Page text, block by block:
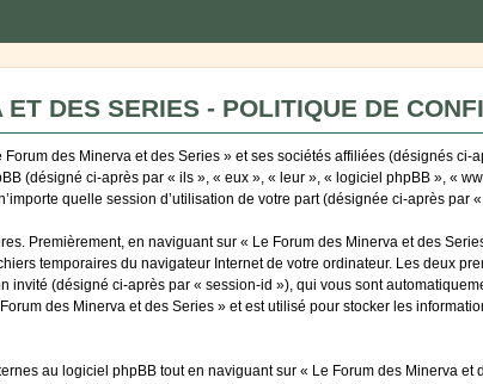
DES SERIES - POLITIQUE DE
des Minerva et des Series » et ses sociétés affiliées (désignés
(désigné ci-après par « ils », « eux », « leur », « logiciel phpBB », «
quelle session d’utilisation de votre part (désignée ci-après par
Premièrement, en naviguant sur « Le Forum des Minerva et des
temporaires du navigateur Internet de votre ordinateur. Les deux
invité (désigné ci-après par « session-id »), qui vous sont
des Minerva et des Series » et est utilisé pour stocker les
au logiciel phpBB tout en naviguant sur « Le Forum des Minerva